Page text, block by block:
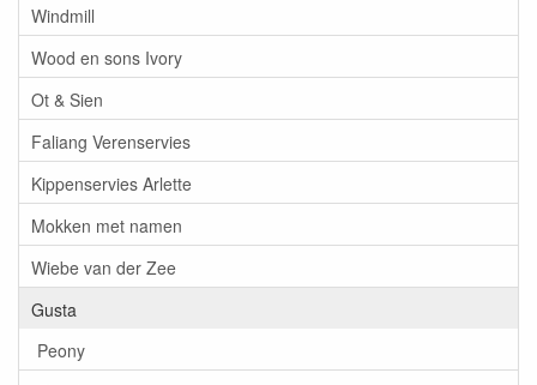
Windmill
Wood en sons Ivory
Ot & Sien
Faliang Verenservies
Kippenservies Arlette
Mokken met namen
Wiebe van der Zee
Gusta
Peony